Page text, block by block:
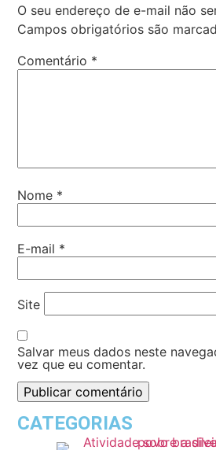
O seu endereço de e-mail não
Campos obrigatórios são
Comentário *
Nome *
E-mail *
Site
Salvar meus dados neste
vez que eu comentar.
CATEGORIAS